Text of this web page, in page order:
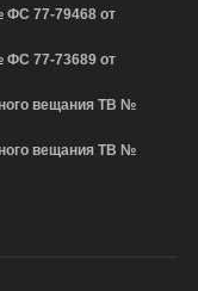
ФС 77-79468 от
ФС 77-73689 от
вещания ТВ №
вещания ТВ №